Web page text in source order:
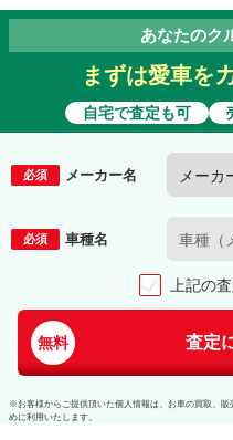
あなたのク
まずは愛車を
自宅で査定も可
必須 メーカー名
必須 車種名
上記の
無料 査定
※お客様からご提供頂いた個人情報は、お車の買取、
めに利用いたします。